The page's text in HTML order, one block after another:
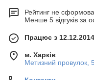
Рейтинг не
Менше 5 відгуків за
Працює з 12.12.2014
м. Харків
Метизний провулок,